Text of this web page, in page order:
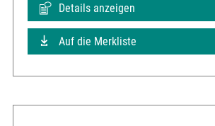
Details anzeigen
Auf die Merkliste